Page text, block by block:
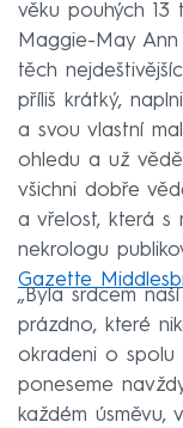
věku pouhých 13
Maggie-May
těch
příliš krátký,
a svou vlastní
ohledu a už
všichni dobře
a vřelost, která s
nekrologu
Gazette
„Byla srdcem
prázdno, které
okradeni o spolu
poneseme
každém úsměvu,